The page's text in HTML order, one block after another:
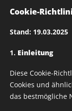
Rusty
–
Cookie-
Stand: 19.03.2025
1. Einleitung
Diese Cookie-
Cookies und
das bestmögliche